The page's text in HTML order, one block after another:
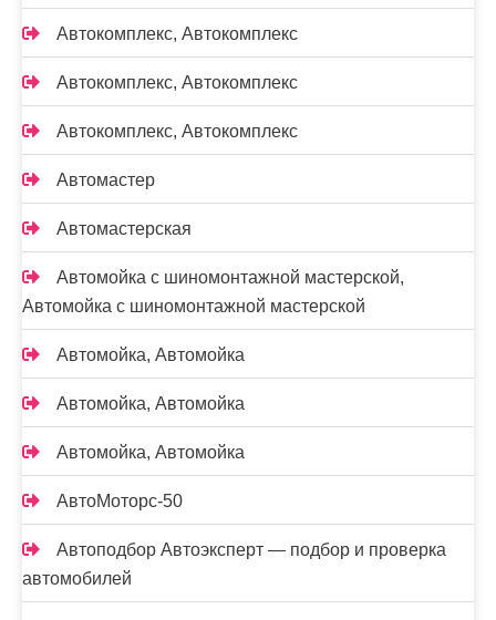
Автокомплекс, Автокомплекс
Автокомплекс, Автокомплекс
Автокомплекс, Автокомплекс
Автомастер
Автомастерская
Автомойка с шиномонтажной мастерской,
Автомойка с шиномонтажной мастерской
Автомойка, Автомойка
Автомойка, Автомойка
Автомойка, Автомойка
АвтоМоторс-50
Автоподбор Автоэксперт — подбор и проверка
автомобилей